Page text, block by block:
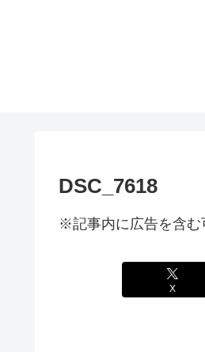
DSC_7618
※記事内に広告を含む
X